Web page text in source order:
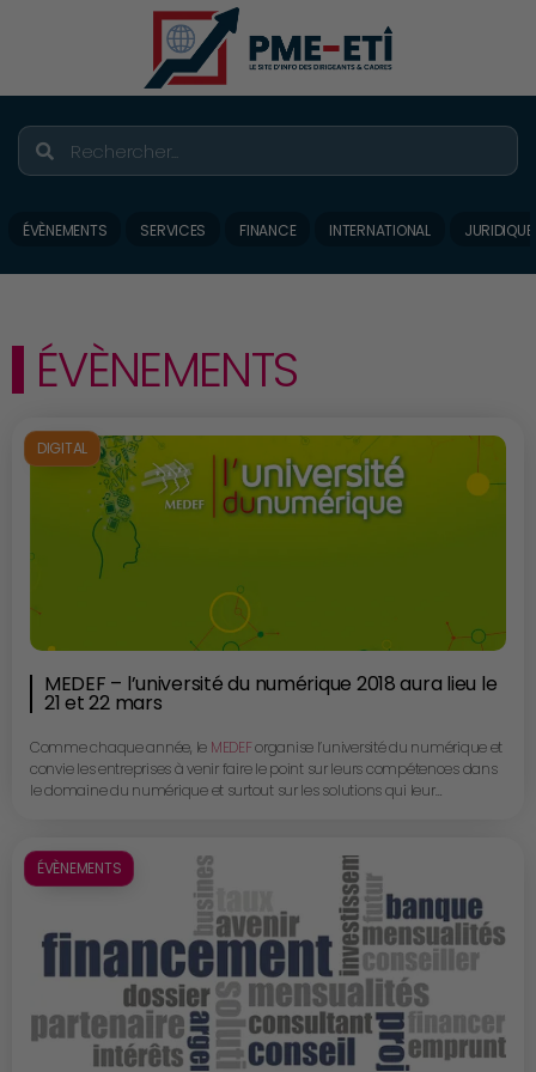
ÉVÈNEMENTS SERVICES FINANCE INTERNATIONAL JURIDIQUE
ÉVÈNEMENTS
DIGITAL
MEDEF – l’université du numérique 2018 aura lieu le
21 et 22 mars
Comme chaque année, le MEDEForganise l’université du numérique et
convie les entreprises à venir faire le point sur leurs compétences dans
le domaine du numérique et surtout sur les solutions qui leur
maitrisés, permettent à nos PME et ETI d’accéder à de formidables
opportunités. http://www.medef.com/fr/actualites/le-21-et-22-mars-
revolution-numerique-relevons-le-defi-des-competences
www.universitedunumeriquemedef.frA ne pas manquer !!!Par la
rédaction
ÉVÈNEMENTS